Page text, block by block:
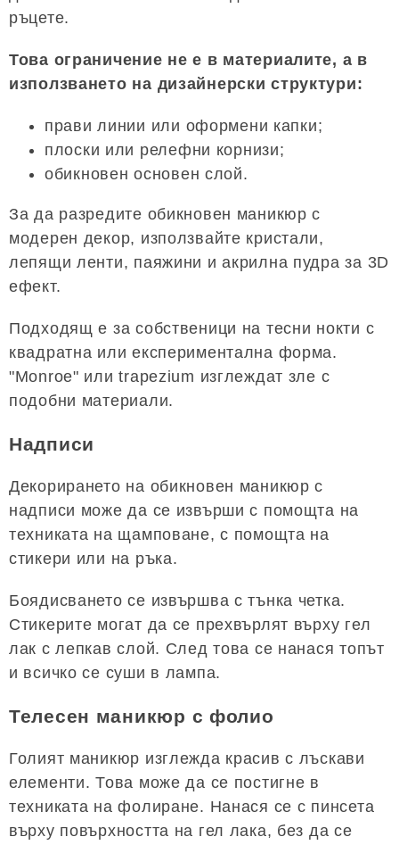
ръцете.
Това ограничение не е в материалите, а в
използването на дизайнерски структури:
прави линии или оформени капки;
плоски или релефни корнизи;
обикновен основен слой.
За да разредите обикновен маникюр с
модерен декор, използвайте кристали,
лепящи ленти, паяжини и акрилна пудра за 3D
ефект.
Подходящ е за собственици на тесни нокти с
квадратна или експериментална форма.
"Monroe" или trapezium изглеждат зле с
подобни материали.
Надписи
Декорирането на обикновен маникюр с
надписи може да се извърши с помощта на
техниката на щамповане, с помощта на
стикери или на ръка.
Боядисването се извършва с тънка четка.
Стикерите могат да се прехвърлят върху гел
лак с лепкав слой. След това се нанася топът
и всичко се суши в лампа.
Телесен маникюр с фолио
Голият маникюр изглежда красив с лъскави
елементи. Това може да се постигне в
техниката на фолиране. Нанася се с пинсета
върху повърхността на гел лака, без да се